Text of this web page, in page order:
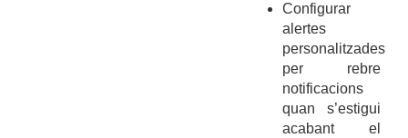
Configurar
alertes
personalitzades
per rebre
notificacions
quan s’estigui
acabant el